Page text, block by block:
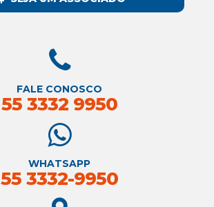
FALE CONOSCO
55 3332 9950
WHATSAPP
55 3332-9950